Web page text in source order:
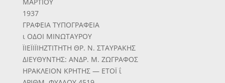
1937
ΓΡΑΦΕΙΑ ΤΥΠΟΓΡΑΦΕΙΑ
ι ΟΔΟΙ ΜΙΝΩΤΑΥΡΟΥ
ΪΙΕΪΙΪΙΗΖΤΙΤΗΤΗ ΘΡ. Ν. ΣΤΑΥΡΑΚΗΣ
ΔΙΕΥΘΥΝΤΗΣ: ΑΝΔΡ. Μ. ΖΩΓΡΑΦΟΣ
ΗΡΑΚΛΕΙΟΝ ΚΡΗΤΗΣ — ΕΤΟΪ ΐ